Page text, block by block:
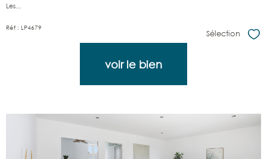
Les...
Réf : LP4679
Sélection
voir le bien